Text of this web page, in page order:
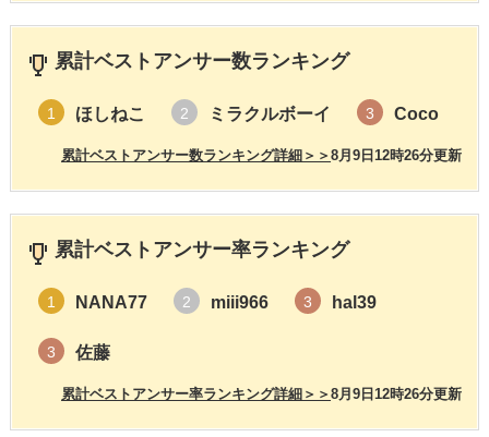
累計ベストアンサー数ランキング
1 ほしねこ 2 ミラクルボーイ 3 Coco
8月9日12時26分更新
累計ベストアンサー数ランキング詳細＞＞
累計ベストアンサー率ランキング
1 NANA77 2 miii966 3 hal39
3 佐藤
8月9日12時26分更新
累計ベストアンサー率ランキング詳細＞＞